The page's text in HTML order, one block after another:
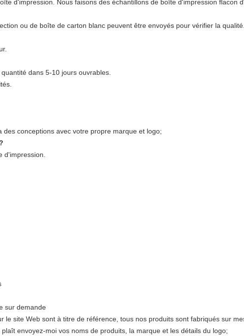
d'impression. Nous faisons des échantillons de boîte d'impression flacon
ou de boîte de carton blanc peuvent être envoyés pour vérifier la qualité.
dans 5-10 jours ouvrables.
conceptions avec votre propre marque et logo;
d'impression.
sur demande
le site Web sont à titre de référence, tous nos produits sont fabriqués sur
envoyez-moi vos noms de produits, la marque et les détails du logo;